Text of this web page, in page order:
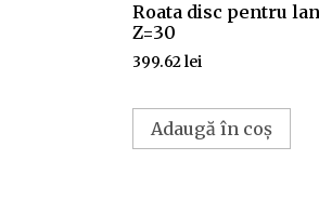
Roata disc pentru
Z=30
399.62lei
Adaugă în coș